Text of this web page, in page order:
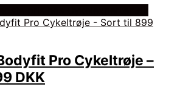
Pro Cykeltrøje –
DKK